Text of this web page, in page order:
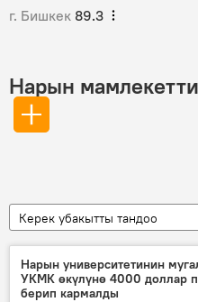
г. Бишкек 89.3
Нарын
Керек убакытты тандоо
Нарын университетинин
УКМК өкүлүнө 4000 доллар
берип кармалды